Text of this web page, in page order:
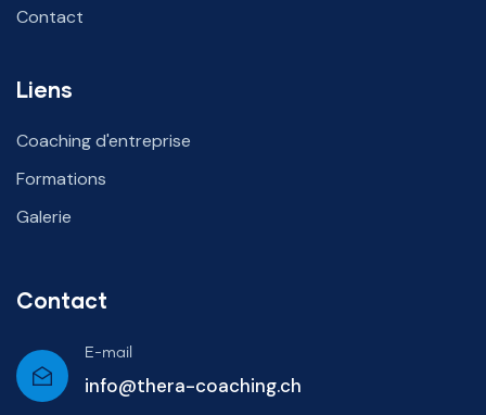
Contact
Liens
Coaching d'entreprise
Formations
Galerie
Contact
E-mail
info@thera-coaching.ch